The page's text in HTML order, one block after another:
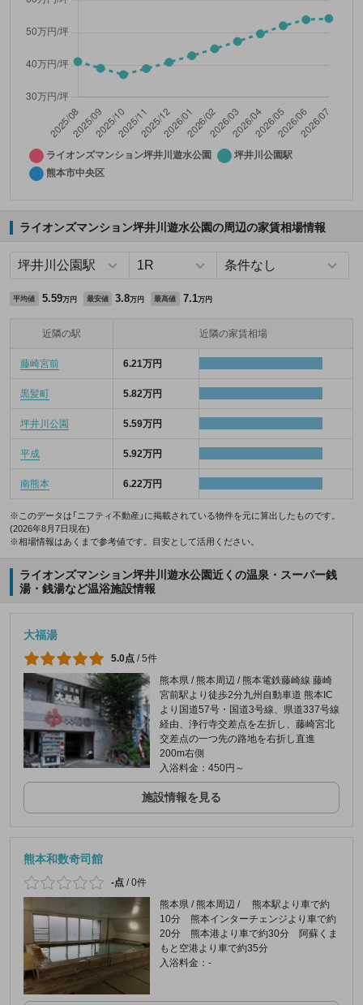
ライオンズマンション坪井川遊水公園の周辺の家賃相場情報
平均値 5.59万円 最安値 3.8万円 最高値 7.1万円
近隣の駅 近隣の家賃相場
藤崎宮前 6.21万円
黒髪町 5.82万円
坪井川公園 5.59万円
平成 5.92万円
南熊本 6.22万円
※このデータは「ニフティ不動産」に掲載されている物件を元に算出したものです。
(2026年8月7日現在)
※相場情報はあくまで参考値です。目安として活用ください。
ライオンズマンション坪井川遊水公園近くの温泉・スーパー銭
湯・銭湯など温浴施設情報
大福湯
5.0点 /5件
熊本県 / 熊本周辺 / 熊本電鉄藤崎線 藤崎
宮前駅より徒歩2分九州自動車道 熊本IC
より国道57号・国道3号線、県道337号線
経由、浄行寺交差点を左折し、藤崎宮北
交差点の一つ先の路地を右折し直進
200m右側
入浴料金：450円～
施設情報を見る
熊本和数奇司館
-点 /0件
熊本県 / 熊本周辺 / 熊本駅より車で約
10分 熊本インターチェンジより車で約
20分 熊本港より車で約30分 阿蘇くま
もと空港より車で約35分
入浴料金：-